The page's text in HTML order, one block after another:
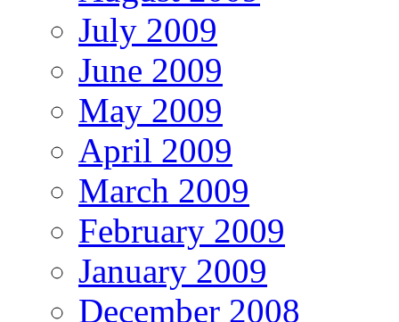
July 2009
June 2009
May 2009
April 2009
March 2009
February 2009
January 2009
December 2008